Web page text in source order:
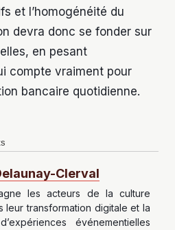
et l’homogénéité du
devra donc se fonder sur
en pesant
compte vraiment pour
bancaire quotidienne.
Clerval
les acteurs de la culture
leur transformation digitale et la
événementielles